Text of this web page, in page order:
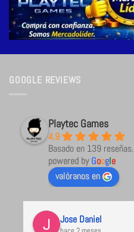
GOOGLE REVIEWS
Playtec Games
4.9
Basado en 139 reseñas.
powered byGoogle
valóranos en
Jose Daniel